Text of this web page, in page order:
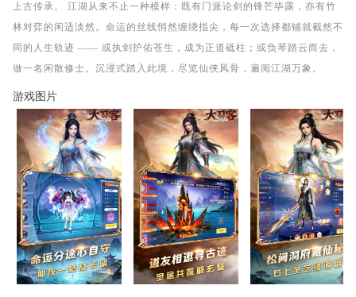
上古传承。 江湖从来不止一种模样：既有门派论剑的锋芒毕露，亦有竹
林对弈的闲适淡然。命运的丝线悄然缠绕指尖，每一次选择都铺就截然不
同的人生轨迹 —— 或执剑护佑苍生，成为正道砥柱；或负琴踏云而去，
做一名闲散修士。沉浸式踏入此境，尽览仙侠风骨，遍阅江湖万象。
游戏图片